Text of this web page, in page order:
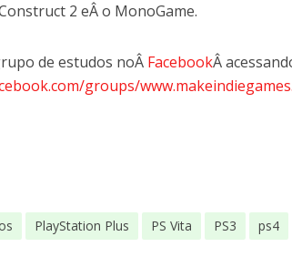
2 eÂ o MonoGame.
de estudos noÂ FacebookÂ
groups/
PlayStation Plus PS Vita PS3 ps4